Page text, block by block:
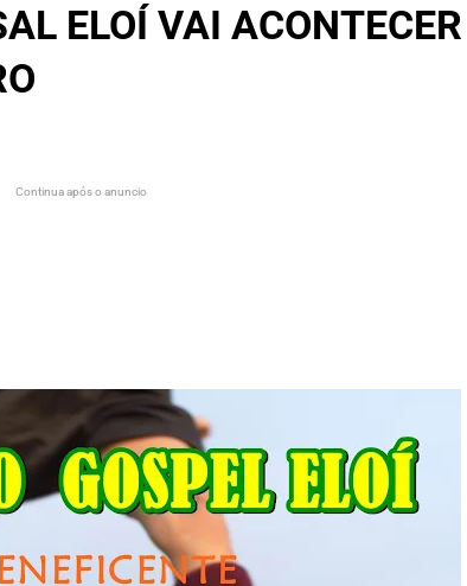
ELOÍ VAI ACONTECER
Continua após o anuncio